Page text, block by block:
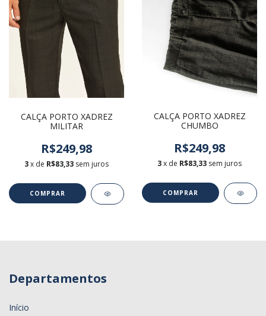
CALÇA PORTO XADREZ
MILITAR
R$249,98
3x de R$83,33 sem juros
COMPRAR
CALÇA PORTO XADREZ
CHUMBO
R$249,98
3x de R$83,33 sem juros
COMPRAR
Departamentos
Início